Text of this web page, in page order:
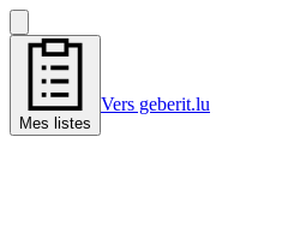
Mes listes
Vers geberit.lu